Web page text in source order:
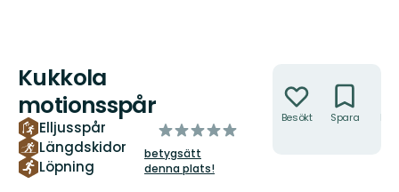
Kukkola
motionsspår
Elljusspår
Längdskidor
Löpning
av
5
stjärnor
betygsätt
denna plats!
Besökt Spara